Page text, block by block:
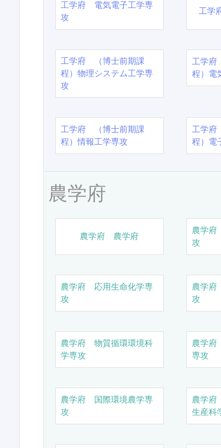
工学府 電気電子工学専
攻
工学
工学府 （博士前期課
程）物理システム工学専
攻
工学
程）電
工学府 （博士前期課
程）情報工学専攻
工学
程）電
農学府
農学府 農学府
農学
攻
農学府 応用生命化学専
攻
農学
攻
農学府 物質循環環境科
学専攻
農学
専攻
農学府 国際環境農学専
攻
農学
生産科